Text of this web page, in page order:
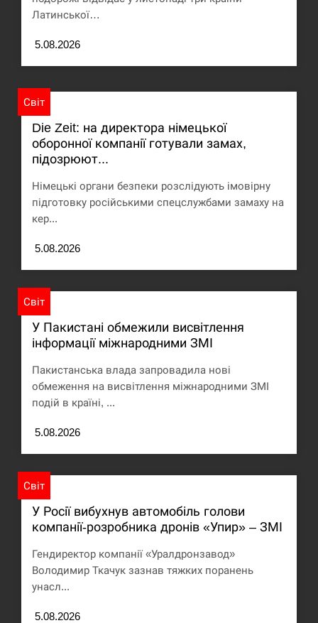
США обсуждают лицензии на Patriot для
СЕРПЕНЬ
12:40
розблокування Ормузької протоки
СЕРПЕНЬ
12:23
Силы обороны поразили российскую
переправу, склады и другие важные объекты…
12:10
СЕРПЕНЬ
11:53
Под огнем “Эпицентр”, ROZETKA и “Новая
СЕРПЕНЬ
левиці
СЕРПЕНЬ
11:23
Россияне ударили “Бардеролями” по Харькову,
есть пострадавшие
ЩЕ...
Латинської…
5.08.2026
Світ
Die Zeit: на директора німецької
оборонної компанії готували замах,
підозрюют...
Німецькі органи безпеки розслідують імовірну
підготовку російськими спецслужбами замаху на
кер...
5.08.2026
Світ
У Пакистані обмежили висвітлення
інформації міжнародними ЗМІ
Пакистанська влада запровадила нові
обмеження на висвітлення міжнародними ЗМІ
подій в країні, ...
5.08.2026
Світ
У Росії вибухнув автомобіль голови
компанії-розробника дронів «Упир» – ЗМІ
Гендиректор компанії «Уралдронзавод»
Володимир Ткачук зазнав тяжких поранень
унасл...
5.08.2026